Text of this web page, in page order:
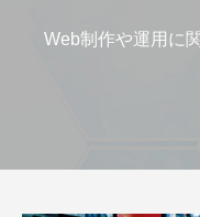
ワードプレ
Web制作や運用に